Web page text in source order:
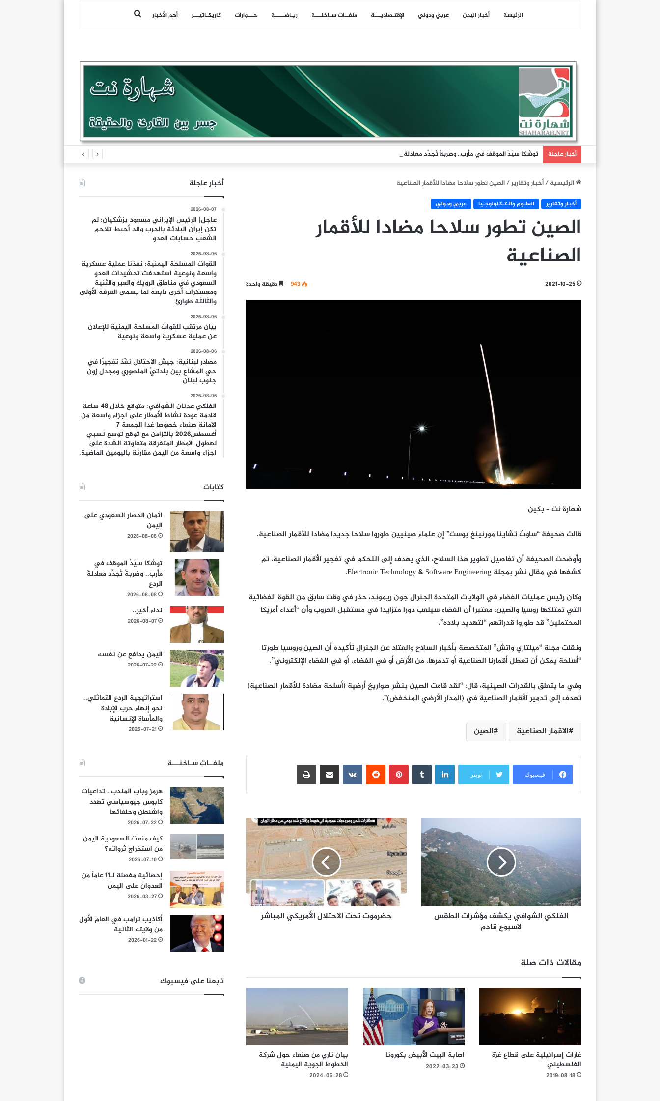
الرئيسة أخبار اليمن عربي ودولي اﻹقتـصاديـــة ملفــات سـاخنـــة ريـاضـــــة حـــوارات كاريكـاتيـــر أهم الأخبار بحث
أخبار عاجلة توشكا سيّدُ الموقف في مأرب.. وضربةٌ تُجدِّد معادلةَ الردع
الرئيسية/أخبار وتقارير/الصين تطور سلاحا مضادا للأقمار الصناعية
أخبار وتقارير العلـوم والـتـكنولوجـيا عربي ودولي
الصين تطور سلاحا مضادا للأقمار
الصناعية
2021-10-25
943 دقيقة واحدة
شهارة نت – بكين
قالت صحيفة “ساوث تشاينا مورنينغ بوست” إن علماء صينيين طوروا سلاحا جديدا مضادا للأقمار الصناعية.
وأوضحت الصحيفة أن تفاصيل تطوير هذا السلاح، الذي يهدف إلى التحكم في تفجير الأقمار الصناعية، تم
كشفها في مقال نشر بمجلة Electronic Technology & Software Engineering.
وكان رئيس عمليات الفضاء في الولايات المتحدة الجنرال جون ريموند، حذر في وقت سابق من القوة الفضائية
التي تمتلكها روسيا والصين، معتبرا أن الفضاء سيلعب دورا متزايدا في مستقبل الحروب وأن “أعداء أمريكا
المحتملين” قد طوروا قدراتهم “لتهديد بلاده”.
ونقلت مجلة “ميلتاري واتش” المتخصصة بأخبار السلاح والعتاد عن الجنرال تأكيده أن الصين وروسيا طورتا
“أسلحة يمكن أن تعطل أقمارنا الصناعية أو تدمرها، من الأرض أو في الفضاء، أو في الفضاء الإلكتروني”.
وفي ما يتعلق بالقدرات الصينية، قال: “لقد قامت الصين بنشر صواريخ أرضية (أسلحة مضادة للأقمار الصناعية)
تهدف إلى تدمير الأقمار الصناعية في (المدار الأرضي المنخفض)”.
الاقمار الصناعية الصين
فيسبوك تويتر
لينكدإن بينتيريست مشاركة عبر البريد طباعة
الفلكي الشوافي يكشف مؤشرات الطقس
لاسبوع قادم
حضرموت تحت الاحتلال الأمريكي المباشر
مقالات ذات صلة
غارات إسرائيلية على قطاع غزة
الفلسطيني
2019-08-18
اصابة البيت الأبيض بكورونا
2022-03-23
بيان ناري من صنعاء حول شركة
الخطوط الجوية اليمنية
2024-06-28
أخبار عاجلة
2026-08-07
عاجل| الرئيس الإيراني مسعود بزشكيان: لم
تكن إيران البادئة بالحرب وقد أحبط تلاحم
الشعب حسابات العدو
2026-08-06
القوات المسلحة اليمنية: نفذنا عملية عسكرية
واسعة ونوعية استهدفت تحشيدات العدو
السعودي في مناطق الرويك والعبر والثنية
ومعسكرات أخرى تابعة لما يسمى الفرقة الأولى
والثالثة طوارئ
2026-08-06
بيان مرتقب للقوات المسلحة اليمنية للإعلان
عن عملية عسكرية واسعة ونوعية
2026-08-06
مصادر لبنانية: جيش الاحتلال نفّذ تفجيرًا في
حي المشاع بين بلدتَيْ المنصوري ومجدل زون
جنوب لبنان
2026-08-06
الفلكي عدنان الشوافي: متوقع خلال 48 ساعة
قادمة عودة نشاط الأمطار على اجزاء واسعة من
الامانة صنعاء خصوصا غدا الجمعة 7
أغسطس2026 بالتزامن مع توقع توسع نسبي
لهطول الامطار المتفرقة متفاوتة الشدة على
اجزاء واسعة من اليمن مقارنة باليومين الماضية.
كتابات
اثمان الحصار السعودي على
اليمن
2026-08-08
توشكا سيّدُ الموقف في
مأرب.. وضربةٌ تُجدِّد معادلةَ
الردع
2026-08-08
نداء أخير..
2026-08-07
اليمن يدافع عن نفسه
2026-07-22
استراتيجية الردع التماثلي..
نحو إنهاء حرب الإبادة
والمأساة الإنسانية
2026-07-21
ملفــات سـاخنـــة
هرمز وباب المندب.. تداعيات
كابوس جيوسياسي تهدد
واشنطن وحلفائها
2026-07-22
كيف منعت السعودية اليمن
من استخراج ثرواته؟
2026-07-10
إحصائية مفصلة لـ11 عاماً من
العدوان على اليمن
2026-03-27
أكاذيب ترامب في العام الأول
من ولايته الثانية
2026-01-22
تابعنا على فيسبوك